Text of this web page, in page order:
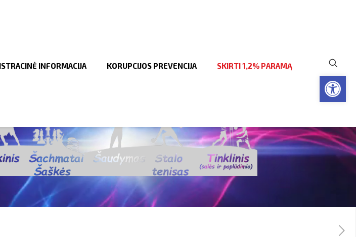
Open
INFORMACIJA KORUPCIJOS PREVENCIJA SKIRTI 1,2% PARAMĄ